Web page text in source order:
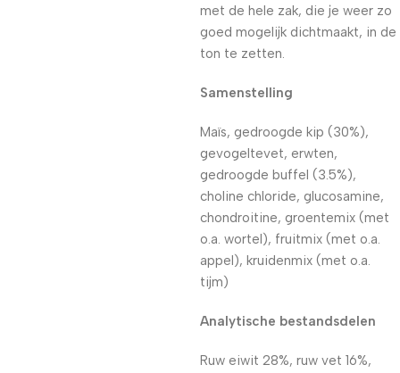
met de hele zak, die je weer zo
goed mogelijk dichtmaakt, in de
ton te zetten.
Samenstelling
Maïs, gedroogde kip (30%),
gevogeltevet, erwten,
gedroogde buffel (3.5%),
choline chloride, glucosamine,
chondroitine, groentemix (met
o.a. wortel), fruitmix (met o.a.
appel), kruidenmix (met o.a.
tijm)
Analytische bestandsdelen
Ruw eiwit 28%, ruw vet 16%,